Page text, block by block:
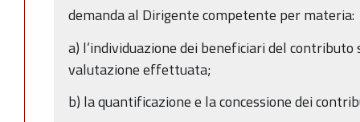
demanda al Dirigente competente per materia:
a) l’individuazione dei beneficiari del
valutazione effettuata;
b) la quantificazione e la concessione dei